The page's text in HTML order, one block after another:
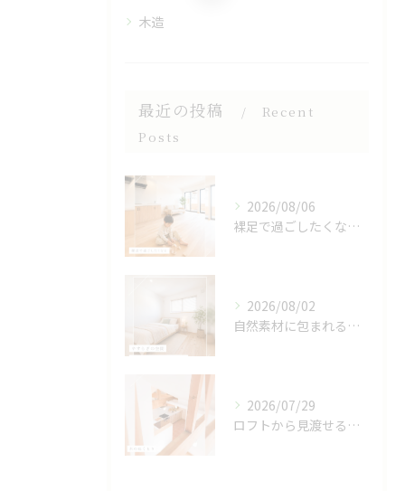
木造
最近の投稿
Recent
Posts
2026/08/06
裸足で過ごしたくなる、木のぬくもりを感じる床🌿
2026/08/02
自然素材に包まれる、心地よい寝室🌿
2026/07/29
ロフトから見渡せる、開放的なキッチン🌿